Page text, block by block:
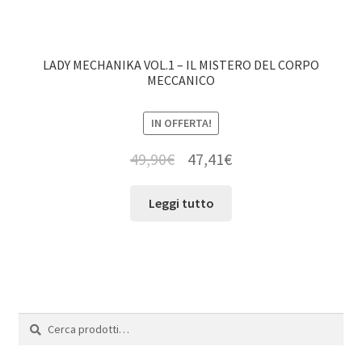
LADY MECHANIKA VOL.1 – IL MISTERO DEL CORPO
MECCANICO
IN OFFERTA!
49,90€ 47,41€
Leggi tutto
Cerca:
Cerca